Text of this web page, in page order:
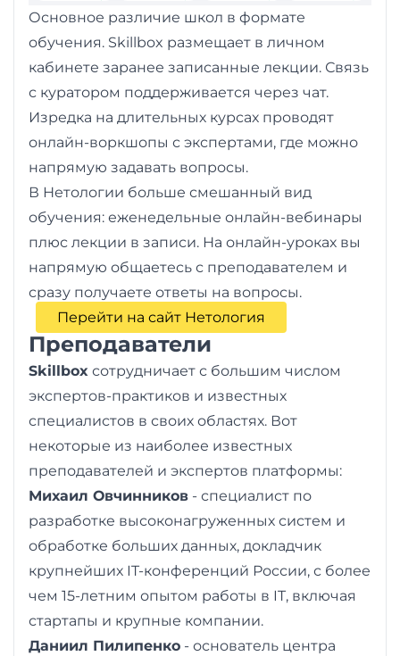
Основное различие школ в формате
обучения. Skillbox размещает в личном
кабинете заранее записанные лекции. Связь
с куратором поддерживается через чат.
Изредка на длительных курсах проводят
онлайн-воркшопы с экспертами, где можно
напрямую задавать вопросы.
В Нетологии больше смешанный вид
обучения: еженедельные онлайн-вебинары
плюс лекции в записи. На онлайн-уроках вы
напрямую общаетесь с преподавателем и
сразу получаете ответы на вопросы.
Перейти на сайт Нетология
Преподаватели
Skillbox сотрудничает с большим числом
экспертов-практиков и известных
специалистов в своих областях. Вот
некоторые из наиболее известных
преподавателей и экспертов платформы:
Михаил Овчинников - специалист по
разработке высоконагруженных систем и
обработке больших данных, докладчик
крупнейших IT-конференций России, с более
чем 15-летним опытом работы в IT, включая
стартапы и крупные компании.
Даниил Пилипенко - основатель центра